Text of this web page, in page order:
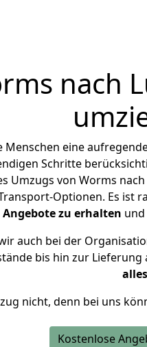
nach
eine
Schritte
Umzugs von Worms
Optionen. Es ist
Angebote zu erhalten
auch bei der
bis hin zur Lieferung
nicht, denn bei uns
Kostenlose